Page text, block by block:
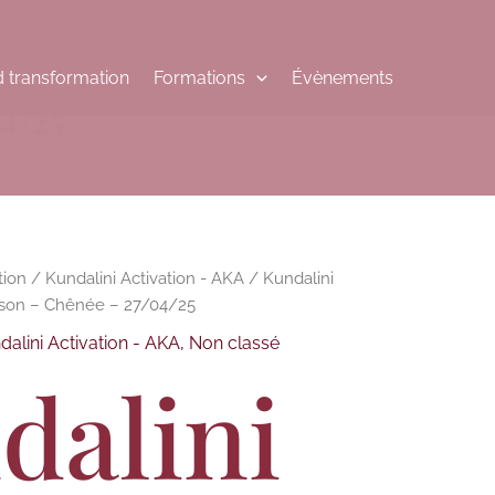
transformation Formations
Évènements
/ Kundalini Activation - AKA / Kundalini
– Chênée – 27/04/25
Activation - AKA, Non classé